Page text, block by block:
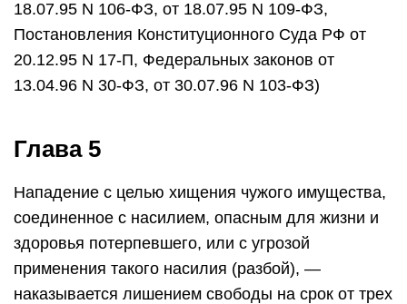
18.07.95 N 106-ФЗ, от 18.07.95 N 109-ФЗ,
Постановления Конституционного Суда РФ от
20.12.95 N 17-П, Федеральных законов от
13.04.96 N 30-ФЗ, от 30.07.96 N 103-ФЗ)
Глава 5
Нападение с целью хищения чужого имущества,
соединенное с насилием, опасным для жизни и
здоровья потерпевшего, или с угрозой
применения такого насилия (разбой), —
наказывается лишением свободы на срок от трех